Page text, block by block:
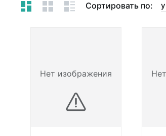
Сортировать по:
Нет изображения